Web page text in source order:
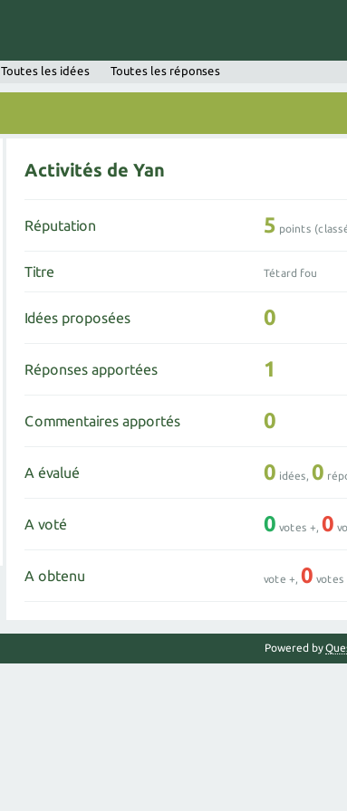
Toutes les idées Toutes les réponses
Activités de Yan
Réputation 5 points
Titre Tétard fou
Idées proposées 0
Réponses apportées 1
Commentaires apportés 0
A évalué 0 idées,0
A voté 0 votes +,0
A obtenu vote +,0 votes
Powered by